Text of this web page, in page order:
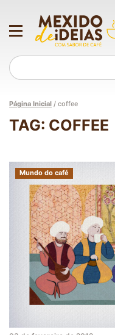
Página Inicial / coffee
TAG: COFFEE
Mundo do café